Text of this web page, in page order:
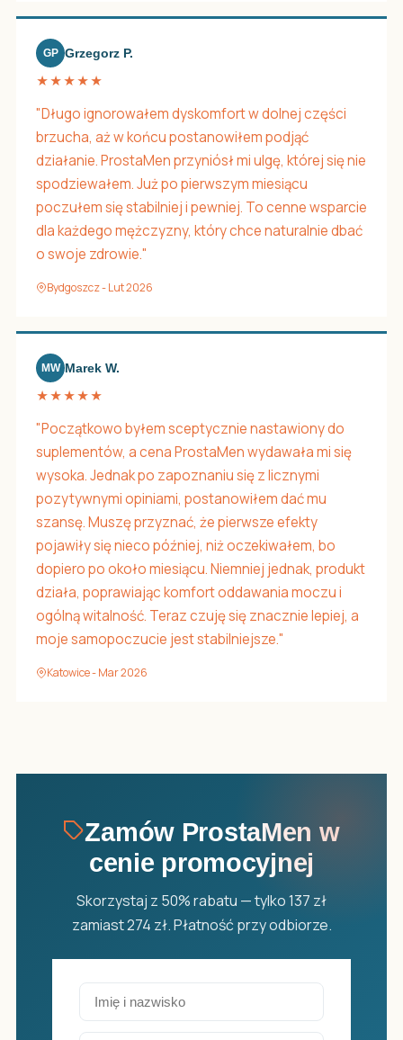
GP Grzegorz P.
★★★★★
"Długo ignorowałem dyskomfort w dolnej części
brzucha, aż w końcu postanowiłem podjąć
działanie. ProstaMen przyniósł mi ulgę, której się nie
spodziewałem. Już po pierwszym miesiącu
poczułem się stabilniej i pewniej. To cenne wsparcie
dla każdego mężczyzny, który chce naturalnie dbać
o swoje zdrowie."
Bydgoszcz - Lut 2026
MW Marek W.
★★★★★
"Początkowo byłem sceptycznie nastawiony do
suplementów, a cena ProstaMen wydawała mi się
wysoka. Jednak po zapoznaniu się z licznymi
pozytywnymi opiniami, postanowiłem dać mu
szansę. Muszę przyznać, że pierwsze efekty
pojawiły się nieco później, niż oczekiwałem, bo
dopiero po około miesiącu. Niemniej jednak, produkt
działa, poprawiając komfort oddawania moczu i
ogólną witalność. Teraz czuję się znacznie lepiej, a
moje samopoczucie jest stabilniejsze."
Katowice - Mar 2026
Zamów ProstaMen w
cenie promocyjnej
Skorzystaj z 50% rabatu — tylko 137 zł
zamiast 274 zł. Płatność przy odbiorze.